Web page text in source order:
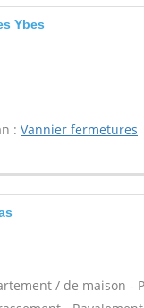
Ybes
: Vannier fermetures
/ de maison -